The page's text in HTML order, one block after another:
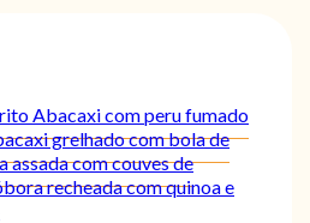
Abacaxi com peru fumado
grelhado com bola de
assada com couves de
recheada com quinoa e